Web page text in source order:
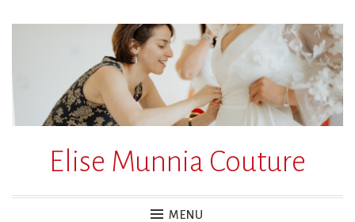
Elise Munnia Couture
MENU